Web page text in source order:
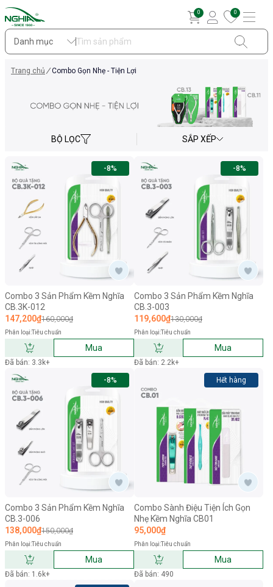
Danh mục
0 0
Trang chủ Combo Gọn Nhẹ - Tiện Lợi
BỘ LỌC SẮP XẾP
-8%
Combo 3 Sản Phẩm Kềm Nghĩa
CB.3K-012
147,200₫160,000₫
Phân loại:Tiêu chuẩn
Mua
Đã bán: 3.3k+
-8%
Combo 3 Sản Phẩm Kềm Nghĩa
CB.3-003
119,600₫130,000₫
Phân loại:Tiêu chuẩn
Mua
Đã bán: 2.2k+
-8%
Combo 3 Sản Phẩm Kềm Nghĩa
CB.3-006
138,000₫150,000₫
Phân loại:Tiêu chuẩn
Mua
Đã bán: 1.6k+
Hết hàng
Combo Sành Điệu Tiện Ích Gọn
Nhẹ Kềm Nghĩa CB01
95,000₫
Phân loại:Tiêu chuẩn
Mua
Đã bán: 490